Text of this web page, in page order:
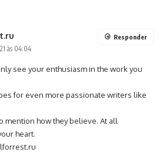
às 04:04
see your enthusiasm in the work you
for even more passionate writers like
mention how they believe. At all
heart.
Responder